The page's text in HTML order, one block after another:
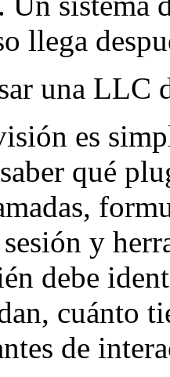
llega
una LLC
es
qué
y
debe
cuánto
de